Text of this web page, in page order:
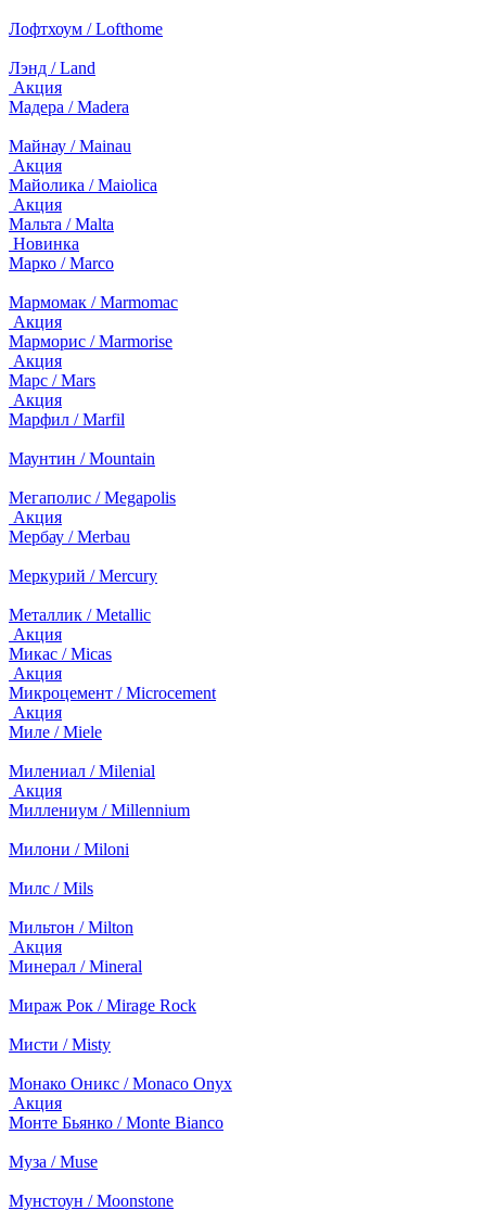
Лофтхоум / Lofthome
Лэнд / Land
Акция
Мадера / Madera
Майнау / Mainau
Акция
Майолика / Maiolica
Акция
Мальта / Malta
Новинка
Марко / Marco
Мармомак / Marmomac
Акция
Марморис / Marmorise
Акция
Марс / Mars
Акция
Марфил / Marfil
Маунтин / Mountain
Мегаполис / Megapolis
Акция
Мербау / Merbau
Меркурий / Mercury
Металлик / Metallic
Акция
Микас / Micas
Акция
Микроцемент / Microcement
Акция
Миле / Miele
Милениал / Milenial
Акция
Миллениум / Millennium
Милони / Miloni
Милс / Mils
Мильтон / Milton
Акция
Минерал / Mineral
Мираж Рок / Mirage Rock
Мисти / Misty
Монако Оникс / Monaco Onyx
Акция
Монте Бьянко / Monte Bianco
Муза / Muse
Мунстоун / Moonstone